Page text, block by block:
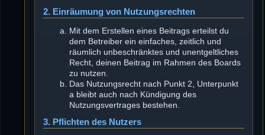
2. Einräumung von Nutzungsrechten
Mit dem Erstellen eines Beitrags erteilst du
dem Betreiber ein einfaches, zeitlich und
räumlich unbeschränktes und unentgeltliches
Recht, deinen Beitrag im Rahmen des Boards
zu nutzen.
Das Nutzungsrecht nach Punkt 2, Unterpunkt
a bleibt auch nach Kündigung des
Nutzungsvertrages bestehen.
3. Pflichten des Nutzers